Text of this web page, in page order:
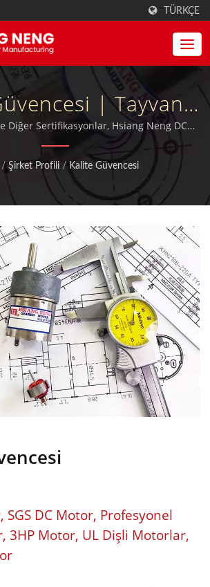
TÜRKÇE
| Tayvan
Solucan Dişli
Ve Elektrik Motoru
| Hsiang Neng
Diğer Sertifikasyonlar, Hsiang Neng DC
Kalite Güvencesi. | MIT DC Motorları,
Kutuları, ISO 9001:2015 kalifikasyonuna
ayrıca TUV, CE ve UL sertifikalıdır.
/ Şirket Profili / Kalite Güvencesi
SGS DC Motor, Profesyonel
3HP Motor, UL Dişli Motorlar,